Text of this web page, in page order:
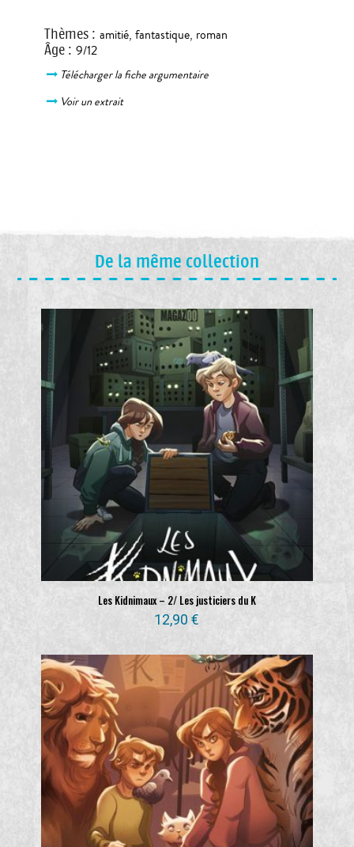
Thèmes: amitié, fantastique, roman
Âge: 9/12
Télécharger la fiche argumentaire
Voir un extrait
De la même collection
Les Kidnimaux – 2/ Les justiciers du K
12,90€